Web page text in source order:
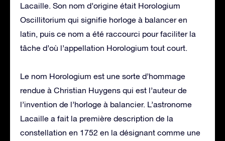
Lacaille. Son nom d’origine était Horologium
Oscillitorium qui signifie horloge à balancer en
latin, puis ce nom a été raccourci pour faciliter la
tâche d’où l’appellation Horologium tout court.
Le nom Horologium est une sorte d’hommage
rendue à Christian Huygens qui est l’auteur de
l’invention de l’horloge à balancier. L’astronome
Lacaille a fait la première description de la
constellation en 1752 en la désignant comme une